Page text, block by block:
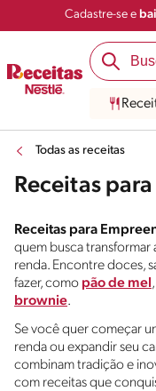
Cadastre-se e
Todas as receitas
Receitas
Receitas para
quem busca transformar
renda. Encontre doces,
fazer, como pão de mel ,
brownie.
Se você quer começar
renda ou expandir seu
combinam tradição e
com receitas que